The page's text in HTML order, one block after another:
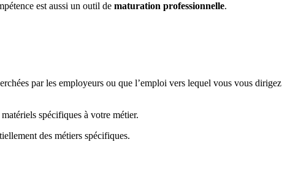
est aussi un outil de maturation professionnelle.
par les employeurs ou que l’emploi vers lequel vous vous dirigez
spécifiques à votre métier.
des métiers spécifiques.